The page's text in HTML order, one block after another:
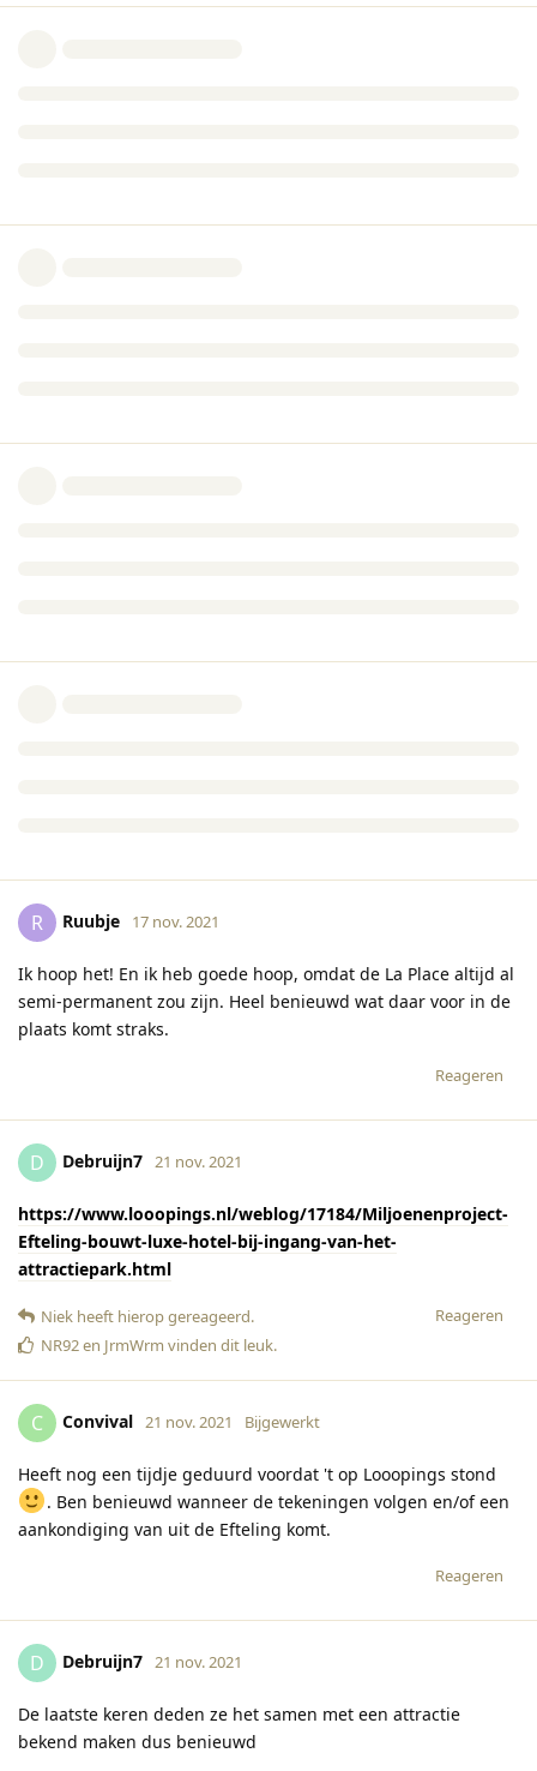
R Ruubje 17 nov. 2021
Ik hoop het! En ik heb goede hoop, omdat de La Place altijd al
semi-permanent zou zijn. Heel benieuwd wat daar voor in de
plaats komt straks.
Reageren
D Debruijn7 21 nov. 2021
https://www.looopings.nl/weblog/17184/Miljoenenproject-
Efteling-bouwt-luxe-hotel-bij-ingang-van-het-
attractiepark.html
Reageren
Niek heeft hierop gereageerd.
NR92en JrmWrm vinden dit leuk.
C Convival 21 nov. 2021 Bijgewerkt
Heeft nog een tijdje geduurd voordat 't op Looopings stond
. Ben benieuwd wanneer de tekeningen volgen en/of een
aankondiging van uit de Efteling komt.
Reageren
D Debruijn7 21 nov. 2021
De laatste keren deden ze het samen met een attractie
bekend maken dus benieuwd